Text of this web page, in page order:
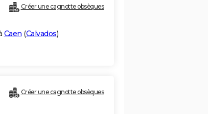
Créer une cagnotte obsèques
Caen (Calvados)
Créer une cagnotte obsèques